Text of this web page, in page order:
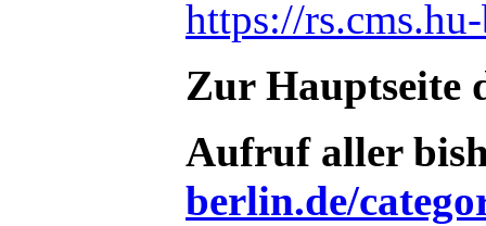
https://
Zur Hauptseite
Aufruf aller
berlin.de/